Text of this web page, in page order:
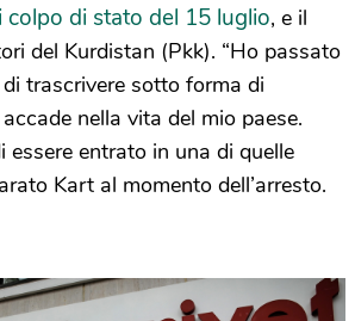
di stato del 15 luglio, e il
del Kurdistan (Pkk). “Ho passato
trascrivere sotto forma di
nella vita del mio paese.
essere entrato in una di quelle
Kart al momento dell’arresto.